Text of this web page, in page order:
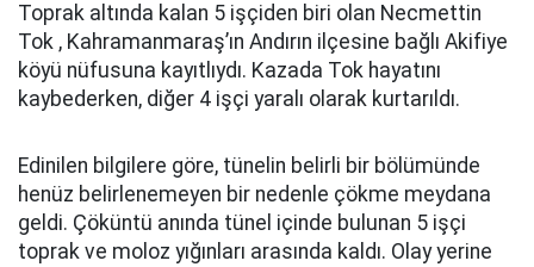
Toprak altında kalan 5 işçiden biri olan Necmettin
Tok , Kahramanmaraş’ın Andırın ilçesine bağlı Akifiye
köyü nüfusuna kayıtlıydı. Kazada Tok hayatını
kaybederken, diğer 4 işçi yaralı olarak kurtarıldı.
Edinilen bilgilere göre, tünelin belirli bir bölümünde
henüz belirlenemeyen bir nedenle çökme meydana
geldi. Çöküntü anında tünel içinde bulunan 5 işçi
toprak ve moloz yığınları arasında kaldı. Olay yerine